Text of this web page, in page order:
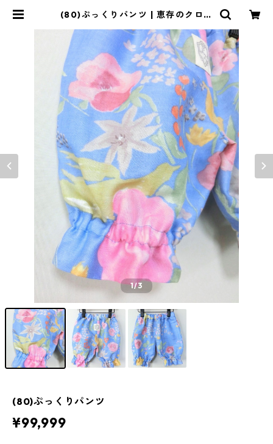
(80)ぷっくりパンツ | 恵存のクロー
1/3
(80)ぷっくりパンツ
¥99,999